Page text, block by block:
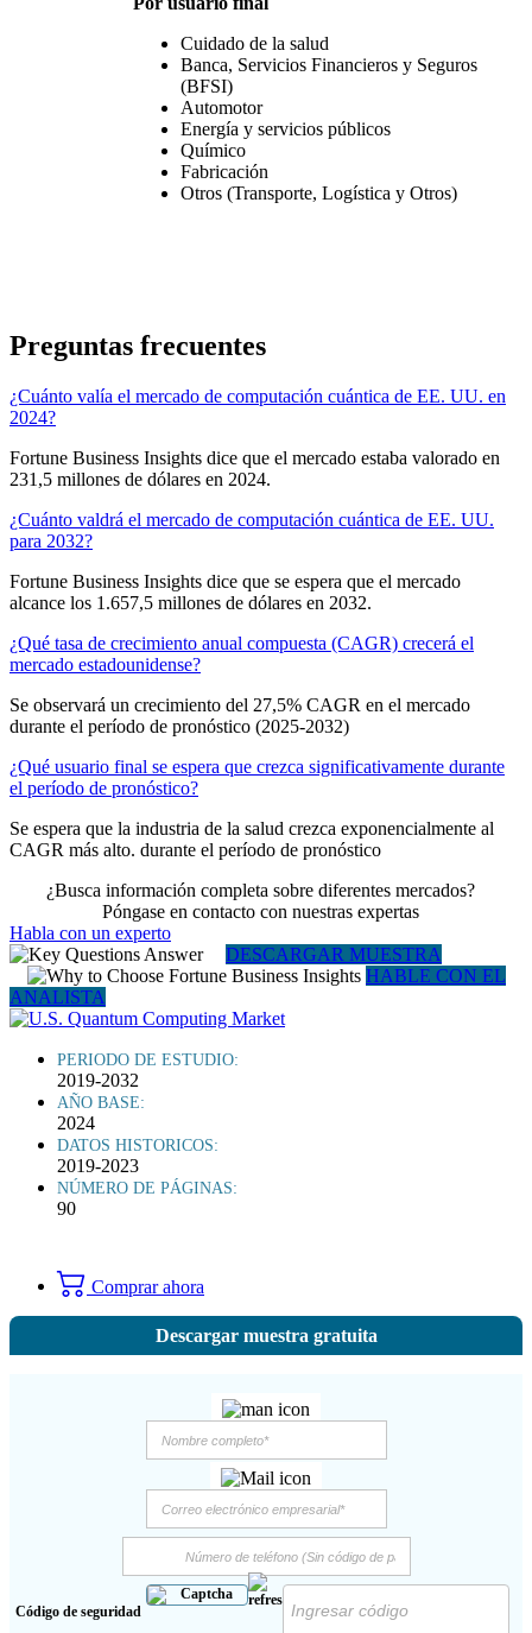
Cuidado de la salud
Banca, Servicios Financieros y Seguros
(BFSI)
Automotor
Energía y servicios públicos
Químico
Fabricación
Otros (Transporte, Logística y Otros)
Preguntas frecuentes
¿Cuánto valía el mercado de computación cuántica de EE. UU. en
2024?
Fortune Business Insights dice que el mercado estaba valorado en
231,5 millones de dólares en 2024.
¿Cuánto valdrá el mercado de computación cuántica de EE. UU.
para 2032?
Fortune Business Insights dice que se espera que el mercado
alcance los 1.657,5 millones de dólares en 2032.
¿Qué tasa de crecimiento anual compuesta (CAGR) crecerá el
mercado estadounidense?
Se observará un crecimiento del 27,5% CAGR en el mercado
durante el período de pronóstico (2025-2032)
¿Qué usuario final se espera que crezca significativamente durante
el período de pronóstico?
Se espera que la industria de la salud crezca exponencialmente al
CAGR más alto. durante el período de pronóstico
¿Busca información completa sobre diferentes mercados?
Póngase en contacto con nuestras expertas
Habla con un experto
DESCARGAR MUESTRA
HABLE CON EL
ANALISTA
PERIODO DE ESTUDIO:
2019-2032
AÑO BASE:
2024
DATOS HISTORICOS:
2019-2023
NÚMERO DE PÁGINAS:
90
Comprar ahora
Descargar muestra gratuita
Código de seguridad